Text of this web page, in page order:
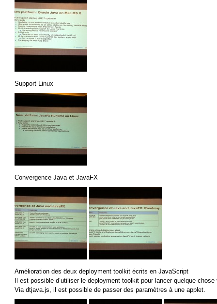
Support Linux
Convergence Java et JavaFX
Amélioration des deux deployment toolkit écrits en JavaScript
Il est possible d’utiliser le deployment toolkit pour lancer quelque
Via dtjava.js, il est possible de passer des paramètres à une applet.